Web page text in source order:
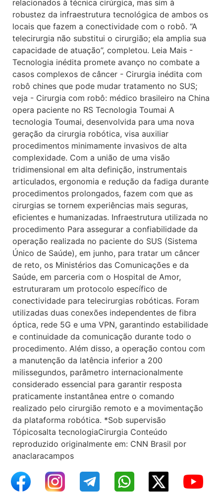
relacionados à técnica cirúrgica, mas sim à
robustez da infraestrutura tecnológica de ambos os
locais que fazem a conectividade com o robô. “A
telecirurgia não substitui o cirurgião; ela amplia sua
capacidade de atuação”, completou. Leia Mais -
Tecnologia inédita promete avanço no combate a
casos complexos de câncer - Cirurgia inédita com
robô chines que pode mudar tratamento no SUS;
veja - Cirurgia com robô: médico brasileiro na China
opera paciente no RS Tecnologia Toumai A
tecnologia Toumai, desenvolvida para uma nova
geração da cirurgia robótica, visa auxiliar
procedimentos minimamente invasivos de alta
complexidade. Com a união de uma visão
tridimensional em alta definição, instrumentais
articulados, ergonomia e redução da fadiga durante
procedimentos prolongados, fazem com que as
cirurgias se tornem experiências mais seguras,
eficientes e humanizadas. Infraestrutura utilizada no
procedimento Para assegurar a confiabilidade da
operação realizada no paciente do SUS (Sistema
Único de Saúde), em junho, para tratar um câncer
de reto, os Ministérios das Comunicações e da
Saúde, em parceria com o Hospital de Amor,
estruturaram um protocolo específico de
conectividade para telecirurgias robóticas. Foram
utilizadas duas conexões independentes de fibra
óptica, rede 5G e uma VPN, garantindo estabilidade
e continuidade da comunicação durante todo o
procedimento. Além disso, a operação contou com
a manutenção da latência inferior a 200
milissegundos, parâmetro internacionalmente
considerado essencial para garantir resposta
praticamente instantânea entre o comando
realizado pelo cirurgião remoto e a movimentação
da plataforma robótica. *Sob supervisão
Tópicosalta tecnologiaCirurgia Conteúdo
reproduzido originalmente em: CNN Brasil por
anaclaracampos